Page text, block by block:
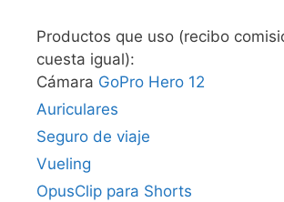
Productos que uso (recibo
cuesta igual):
Cámara GoPro Hero 12
Auriculares
Seguro de viaje
Vueling
OpusClip para Shorts